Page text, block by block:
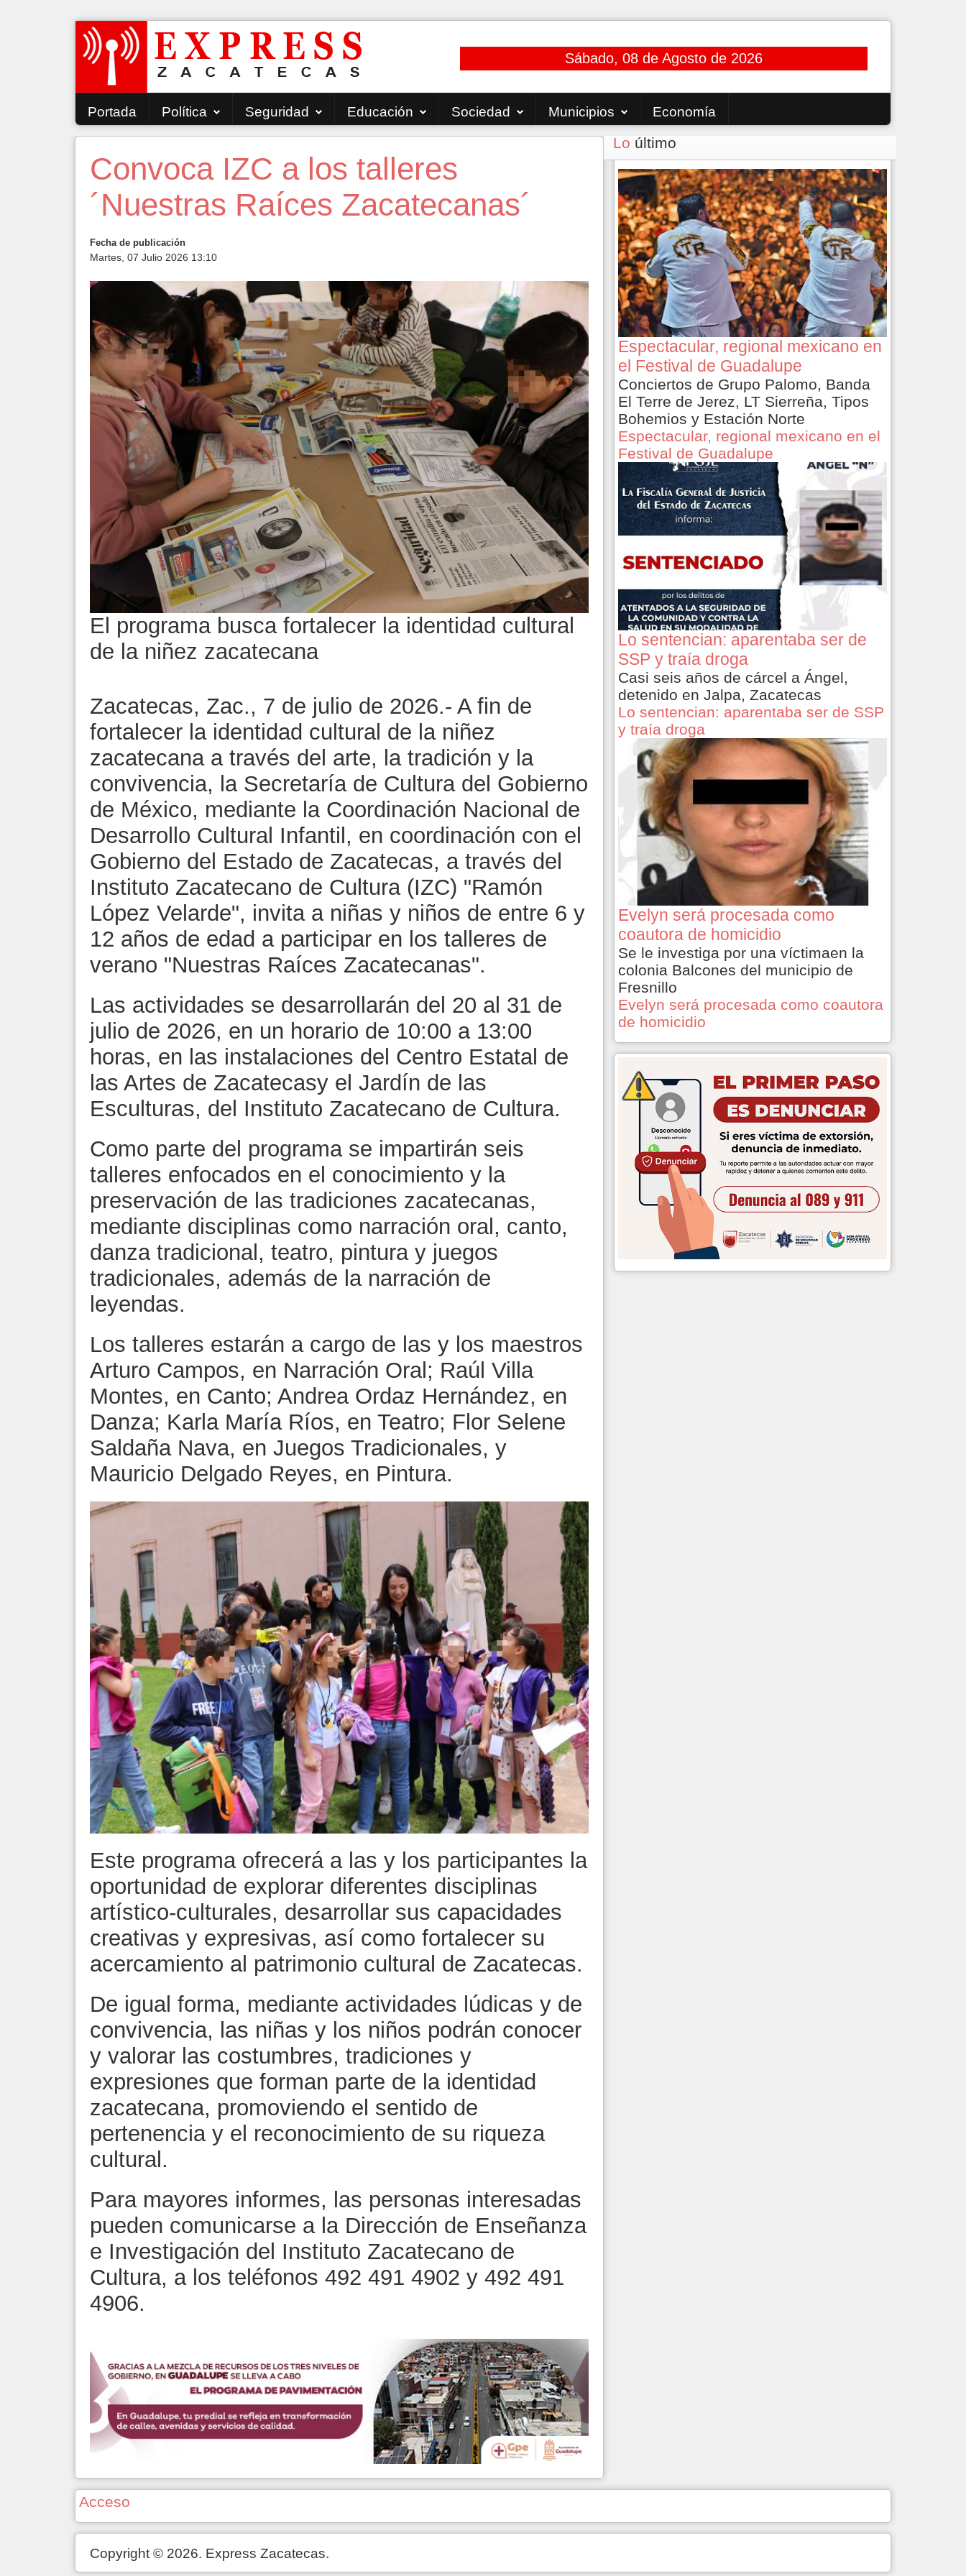
Sábado, 08 de Agosto de 2026
Portada Política Seguridad Educación Sociedad Municipios Economía
Convoca IZC a los talleres
´Nuestras Raíces Zacatecanas´
Fecha de publicación
Martes, 07 Julio 2026 13:10
El programa busca fortalecer la identidad cultural
de la niñez zacatecana
Zacatecas, Zac., 7 de julio de 2026.- A fin de
fortalecer la identidad cultural de la niñez
zacatecana a través del arte, la tradición y la
convivencia, la Secretaría de Cultura del Gobierno
de México, mediante la Coordinación Nacional de
Desarrollo Cultural Infantil, en coordinación con el
Gobierno del Estado de Zacatecas, a través del
Instituto Zacatecano de Cultura (IZC) "Ramón
López Velarde", invita a niñas y niños de entre 6 y
12 años de edad a participar en los talleres de
verano "Nuestras Raíces Zacatecanas".
Las actividades se desarrollarán del 20 al 31 de
julio de 2026, en un horario de 10:00 a 13:00
horas, en las instalaciones del Centro Estatal de
las Artes de Zacatecasy el Jardín de las
Esculturas, del Instituto Zacatecano de Cultura.
Como parte del programa se impartirán seis
talleres enfocados en el conocimiento y la
preservación de las tradiciones zacatecanas,
mediante disciplinas como narración oral, canto,
danza tradicional, teatro, pintura y juegos
tradicionales, además de la narración de
leyendas.
Los talleres estarán a cargo de las y los maestros
Arturo Campos, en Narración Oral; Raúl Villa
Montes, en Canto; Andrea Ordaz Hernández, en
Danza; Karla María Ríos, en Teatro; Flor Selene
Saldaña Nava, en Juegos Tradicionales, y
Mauricio Delgado Reyes, en Pintura.
Este programa ofrecerá a las y los participantes la
oportunidad de explorar diferentes disciplinas
artístico-culturales, desarrollar sus capacidades
creativas y expresivas, así como fortalecer su
acercamiento al patrimonio cultural de Zacatecas.
De igual forma, mediante actividades lúdicas y de
convivencia, las niñas y los niños podrán conocer
y valorar las costumbres, tradiciones y
expresiones que forman parte de la identidad
zacatecana, promoviendo el sentido de
pertenencia y el reconocimiento de su riqueza
cultural.
Para mayores informes, las personas interesadas
pueden comunicarse a la Dirección de Enseñanza
e Investigación del Instituto Zacatecano de
Cultura, a los teléfonos 492 491 4902 y 492 491
4906.
Lo último
Espectacular, regional mexicano en
el Festival de Guadalupe
Conciertos de Grupo Palomo, Banda
El Terre de Jerez, LT Sierreña, Tipos
Bohemios y Estación Norte
Espectacular, regional mexicano en el
Festival de Guadalupe
Lo sentencian: aparentaba ser de
SSP y traía droga
Casi seis años de cárcel a Ángel,
detenido en Jalpa, Zacatecas
Lo sentencian: aparentaba ser de SSP
y traía droga
Evelyn será procesada como
coautora de homicidio
Se le investiga por una víctimaen la
colonia Balcones del municipio de
Fresnillo
Evelyn será procesada como coautora
de homicidio
Acceso
Copyright © 2026. Express Zacatecas.